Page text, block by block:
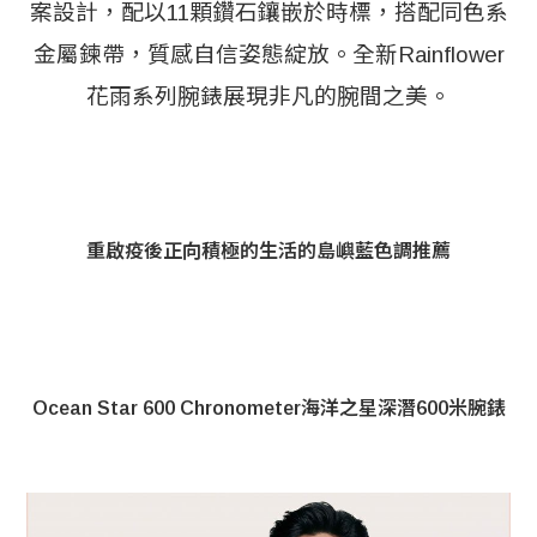
案設計，配以11顆鑽石鑲嵌於時標，搭配同色系
金屬鍊帶，質感自信姿態綻放。全新Rainflower
花雨系列腕錶展現非凡的腕間之美。
重啟疫後正向積極的生活的島嶼藍色調推薦
Ocean Star 600 Chronometer海洋之星深潛600米腕錶